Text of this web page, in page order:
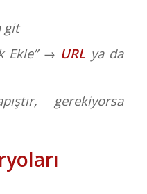
git
Ekle” → URL ya da
gerekiyorsa